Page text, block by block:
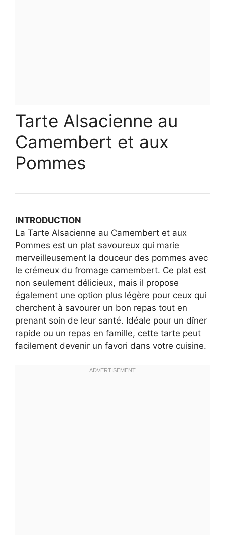
Tarte Alsacienne au
Camembert et aux
Pommes
INTRODUCTION
La Tarte Alsacienne au Camembert et aux
Pommes est un plat savoureux qui marie
merveilleusement la douceur des pommes avec
le crémeux du fromage camembert. Ce plat est
non seulement délicieux, mais il propose
également une option plus légère pour ceux qui
cherchent à savourer un bon repas tout en
prenant soin de leur santé. Idéale pour un dîner
rapide ou un repas en famille, cette tarte peut
facilement devenir un favori dans votre cuisine.